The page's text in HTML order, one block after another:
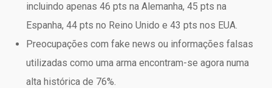
incluindo apenas 46 pts na Alemanha, 45 pts na
Espanha, 44 pts no Reino Unido e 43 pts nos EUA.
Preocupações com fake news ou informações falsas
utilizadas como uma arma encontram-se agora numa
alta histórica de 76%.